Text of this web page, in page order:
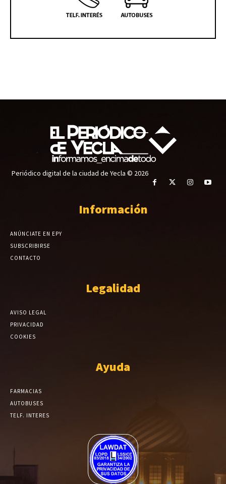
Periódico digital de la ciudad de Yecla © 2026
Información
ANÚNCIATE EN EPY
SUBSCRIBIRSE
CONTACTO
Legalidad
AVISO LEGAL
PRIVACIDAD
COOKIES
Ayuda
FARMACIAS
AUTOBUSES
TELF. INTERES